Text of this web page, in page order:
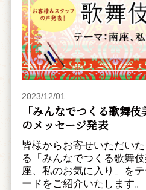
2023/12/01
「みんなでつくる歌舞
のメッセージ発表
皆様からお寄せいただい
る「みんなでつくる歌舞
座、私のお気に入り」を
ードをご紹介いたします。